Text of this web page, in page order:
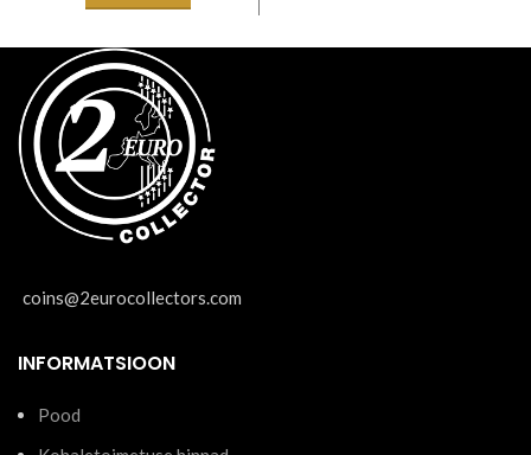
coins@2eurocollectors.com
INFORMATSIOON
Pood